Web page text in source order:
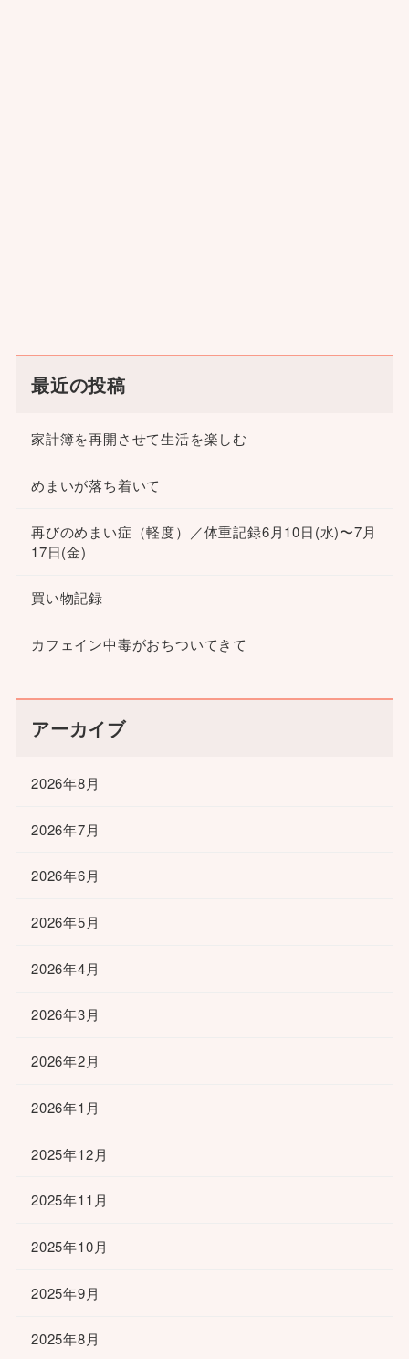
最近の投稿
家計簿を再開させて生活を楽しむ
めまいが落ち着いて
再びのめまい症（軽度）／体重記録6月10日(水)〜7月
17日(金)
買い物記録
カフェイン中毒がおちついてきて
アーカイブ
2026年8月
2026年7月
2026年6月
2026年5月
2026年4月
2026年3月
2026年2月
2026年1月
2025年12月
2025年11月
2025年10月
2025年9月
2025年8月